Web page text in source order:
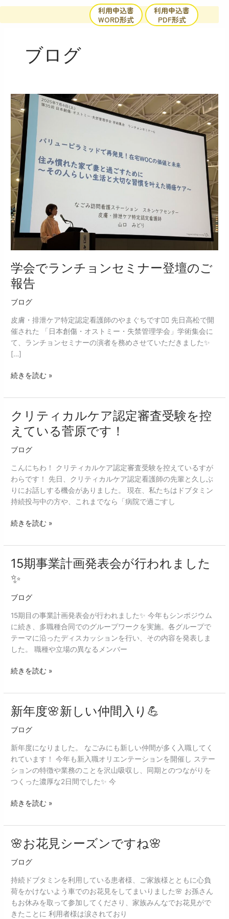
内
利用申込書
WORD形式
利用申込書
PDF形式
ブログ
学会でランチョンセミナー登壇のご
報告
ブログ
皮膚・排泄ケア特定認定看護師のやまぐちです✋🏻 先日高松で開
催された 「日本創傷・オストミー・失禁管理学会」学術集会に
て、ランチョンセミナーの演者を務めさせていただきました✨
[…]
学
会
で
ラ
ン
チ
ョ
ン
セ
ミ
ナ
ー
登
ご
報
告
続きを読む »
クリティカルケア認定審査受験を控
えている菅原です！
ブログ
こんにちわ！ クリティカルケア認定審査受験を控えているすが
わらです！ 先日、クリティカルケア認定看護師の先輩と久しぶ
りにお話しする機会がありました。 現在、私たちはドブタミン
持続投与中の方や、これまでなら「病院で過ごすし
ク
リ
テ
ィ
ル
ケ
ア
認
審
験
控
え
い
る
菅
原
す！
続きを読む »
15期事業計画発表会が行われました
✨
ブログ
15期目の事業計画発表会が行われました✨ 今年もシンポジウム
に続き、多職種合同でのグループワークを実施。各グループで
テーマに沿ったディスカッションを行い、その内容を発表しま
した。 職種や立場の異なるメンバー
15
事
業
画
発
表
会
行
ま
し
た
続きを読む »
新年度🌸新しい仲間入り💪
ブログ
新年度になりました。 なごみにも新しい仲間が多く入職してく
れています！ 今年も新入職オリエンテーションを開催し ステー
ションの特徴や業務のことを沢山吸収し、同期とのつながりを
つくった濃厚な2日間でした✨ 今
新
度
🌸
新
し
間
続きを読む »
🌸お花見シーズンですね🌸
ブログ
持続ドブタミンを利用している患者様、ご家族様とともに心負
荷をかけないよう車でのお花見をしてまいりました🌸 お孫さん
もお休みを取って参加してくださり、家族みんなでお花見がで
きたことに 利用者様は涙されており
🌸
花
見
シ
ー
ズ